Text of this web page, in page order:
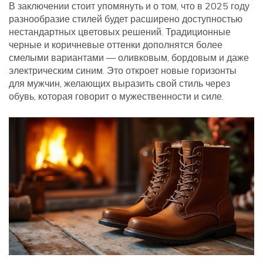
В заключении стоит упомянуть и о том, что в 2025 году
разнообразие стилей будет расширено доступностью
нестандартных цветовых решений. Традиционные
черные и коричневые оттенки дополнятся более
смелыми вариантами — оливковым, бордовым и даже
электрическим синим. Это откроет новые горизонты
для мужчин, желающих выразить свой стиль через
обувь, которая говорит о мужественности и силе.